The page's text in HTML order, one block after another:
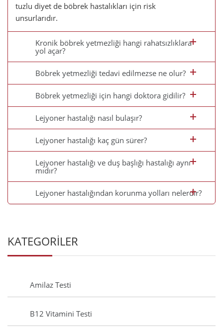
tuzlu diyet de böbrek hastalıkları için risk
unsurlarıdır.
Kronik böbrek yetmezliği hangi rahatsızlıklara
yol açar?
Böbrek yetmezliği tedavi edilmezse ne olur?
Böbrek yetmezliği için hangi doktora gidilir?
Lejyoner hastalığı nasıl bulaşır?
Lejyoner hastalığı kaç gün sürer?
Lejyoner hastalığı ve duş başlığı hastalığı aynı
mıdır?
Lejyoner hastalığından korunma yolları nelerdir?
KATEGORİLER
Amilaz Testi
B12 Vitamini Testi